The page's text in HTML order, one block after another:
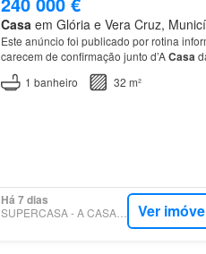
Casaem Glória e Vera Cruz,
Este anúncio foi publicado por rotina
carecem de confirmação junto d’ACasa
1 banheiro 32 m²
Há 7 dias
SUPERCASA - A CASA DA JOANA® Ver